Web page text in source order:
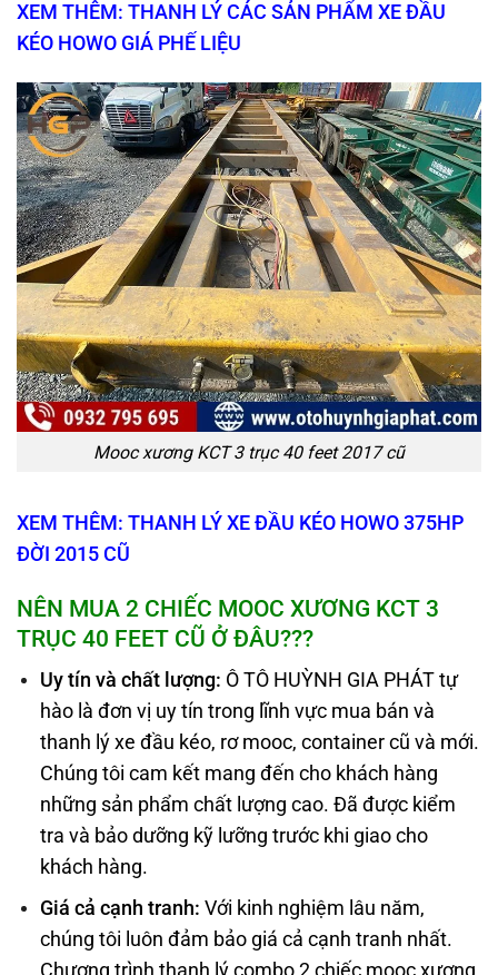
XEM THÊM: THANH LÝ CÁC SẢN PHẨM XE ĐẦU
KÉO HOWO GIÁ PHẾ LIỆU
Mooc xương KCT 3 trục 40 feet 2017 cũ
XEM THÊM: THANH LÝ XE ĐẦU KÉO HOWO 375HP
ĐỜI 2015 CŨ
NÊN MUA 2 CHIẾC MOOC XƯƠNG KCT 3
TRỤC 40 FEET CŨ Ở ĐÂU???
Uy tín và chất lượng: Ô TÔ HUỲNH GIA PHÁT tự
hào là đơn vị uy tín trong lĩnh vực mua bán và
thanh lý xe đầu kéo, rơ mooc, container cũ và mới.
Chúng tôi cam kết mang đến cho khách hàng
những sản phẩm chất lượng cao. Đã được kiểm
tra và bảo dưỡng kỹ lưỡng trước khi giao cho
khách hàng.
Giá cả cạnh tranh: Với kinh nghiệm lâu năm,
chúng tôi luôn đảm bảo giá cả cạnh tranh nhất.